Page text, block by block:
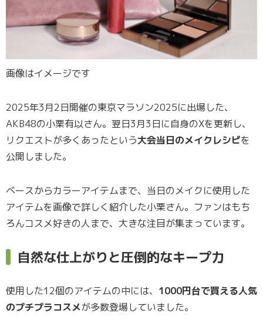
画像はイメージです
2025年3月2日開催の東京マラソン2025に出場した、
AKB48の小栗有以さん。翌日3月3日に自身のXを更新し、
リクエストが多くあったという大会当日のメイクレシピを
公開しました。
ベースからカラーアイテムまで、当日のメイクに使用した
アイテムを画像で詳しく紹介した小栗さん。ファンはもち
ろんコスメ好きの人まで、大きな注目が集まっています。
自然な仕上がりと圧倒的なキープ力
使用した12個のアイテムの中には、 1000円台で買える人気
のプチプラコスメが多数登場していました。